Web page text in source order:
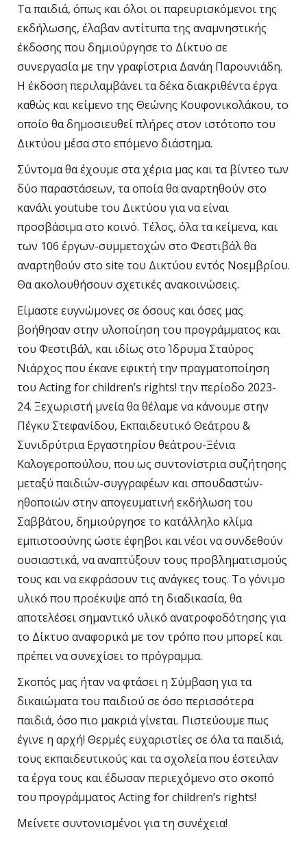
Τα παιδιά, όπως και όλοι οι παρευρισκόμενοι της
εκδήλωσης, έλαβαν αντίτυπα της αναμνηστικής
έκδοσης που δημιούργησε το Δίκτυο σε
συνεργασία με την γραφίστρια Δανάη Παρουνιάδη.
Η έκδοση περιλαμβάνει τα δέκα διακριθέντα έργα
καθώς και κείμενο της Θεώνης Κουφονικολάκου, το
οποίο θα δημοσιευθεί πλήρες στον ιστότοπο του
Δικτύου μέσα στο επόμενο διάστημα.
Σύντομα θα έχουμε στα χέρια μας και τα βίντεο των
δύο παραστάσεων, τα οποία θα αναρτηθούν στο
κανάλιyoutube του Δικτύου για να είναι
προσβάσιμα στο κοινό. Τέλος, όλα τα κείμενα, και
των 106 έργων-συμμετοχών στο Φεστιβάλ θα
αναρτηθούν στο site του Δικτύου εντός Νοεμβρίου.
Θα ακολουθήσουν σχετικές ανακοινώσεις.
Είμαστε ευγνώμονες σε όσους και όσες μας
βοήθησαν στην υλοποίηση του προγράμματος και
του Φεστιβάλ, και ιδίως στο Ίδρυμα Σταύρος
Νιάρχος που έκανε εφικτή την πραγματοποίηση
του Actingforchildren’s rights! την περίοδο 2023-
24. Ξεχωριστή μνεία θα θέλαμε να κάνουμε στην
Πέγκυ Στεφανίδου, Εκπαιδευτικό Θεάτρου &
Συνιδρύτρια Εργαστηρίου θεάτρου-Ξένια
Καλογεροπούλου, που ως συντονίστρια συζήτησης
μεταξύ παιδιών-συγγραφέων και σπουδαστών-
ηθοποιών στην απογευματινή εκδήλωση του
Σαββάτου, δημιούργησε το κατάλληλο κλίμα
εμπιστοσύνης ώστε έφηβοι και νέοι να συνδεθούν
ουσιαστικά, να αναπτύξουν τους προβληματισμούς
τους και να εκφράσουν τις ανάγκες τους. Το γόνιμο
υλικό που προέκυψε από τη διαδικασία, θα
αποτελέσει σημαντικό υλικό ανατροφοδότησης για
το Δίκτυο αναφορικά με τον τρόπο που μπορεί και
πρέπει να συνεχίσει το πρόγραμμα.
Σκοπός μας ήταν να φτάσει η Σύμβαση για τα
δικαιώματα του παιδιού σε όσο περισσότερα
παιδιά, όσο πιο μακριά γίνεται. Πιστεύουμε πως
έγινε η αρχή! Θερμές ευχαριστίες σε όλα τα παιδιά,
τους εκπαιδευτικούς και τα σχολεία που έστειλαν
τα έργα τους και έδωσαν περιεχόμενο στο σκοπό
του προγράμματος Actingforchildren’s rights!
Μείνετε συντονισμένοι για τη συνέχεια!